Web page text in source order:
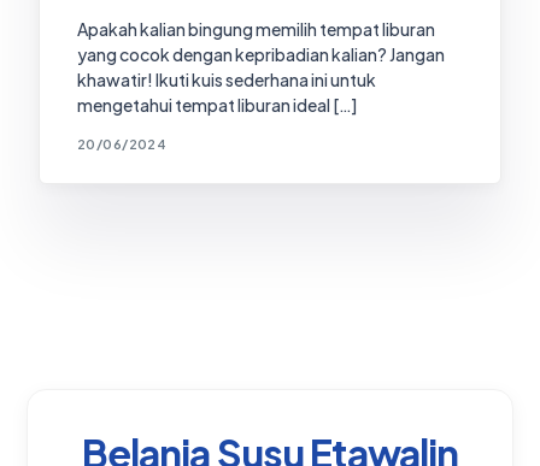
Apakah kalian bingung memilih tempat liburan
yang cocok dengan kepribadian kalian? Jangan
khawatir! Ikuti kuis sederhana ini untuk
mengetahui tempat liburan ideal […]
20/06/2024
Belanja Susu Etawalin